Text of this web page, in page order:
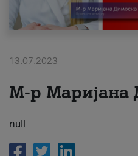
Поддршка
За нас
#ПодобарОнлајн
13.07.2023
М-р Маријана
null